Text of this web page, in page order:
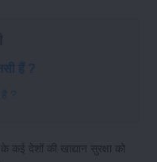
हैं ?
है ?
देशों की खाद्यान सुरक्षा को